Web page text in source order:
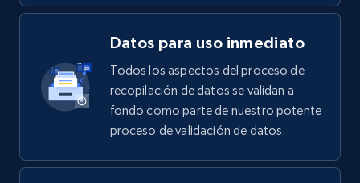
Datos para uso inmediato
Todos los aspectos del proceso de
recopilación de datos se validan a
fondo como parte de nuestro potente
proceso de validación de datos.